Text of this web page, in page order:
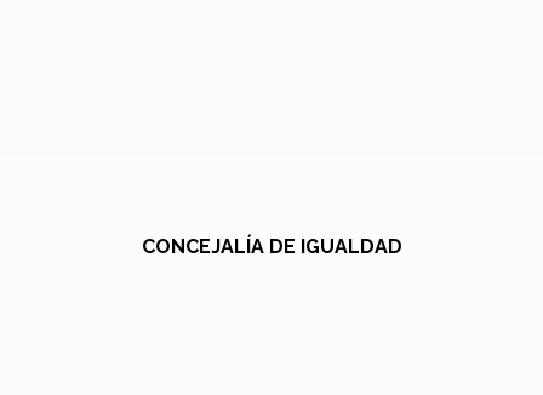
CONCEJALÍA DE IGUALDAD